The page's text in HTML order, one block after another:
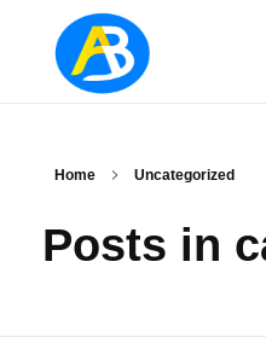
Jurusan Administrasi Bisnis
Home Uncategorized
Posts in